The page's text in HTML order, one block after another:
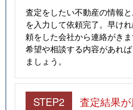
査定をしたい不動産の情報
を入力して依頼完了。早け
頼をした会社から連絡がきま
希望や相談する内容があれ
ましょう。
STEP2 査定結果が